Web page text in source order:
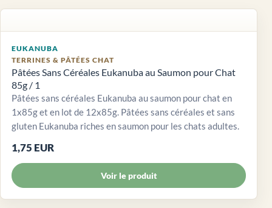
EUKANUBA
TERRINES & PÂTÉES CHAT
Pâtées Sans Céréales Eukanuba au Saumon pour Chat
85g / 1
Pâtées sans céréales Eukanuba au saumon pour chat en
1x85g et en lot de 12x85g. Pâtées sans céréales et sans
gluten Eukanuba riches en saumon pour les chats adultes.
1,75 EUR
Voir le produit